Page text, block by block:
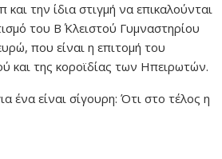
και την ίδια στιγμή να επικαλούνται
του Β΄ Κλειστού Γυμναστηρίου
που είναι η επιτομή του
και της κοροϊδίας των Ηπειρωτών.
ένα είναι σίγουρη: Ότι στο τέλος η